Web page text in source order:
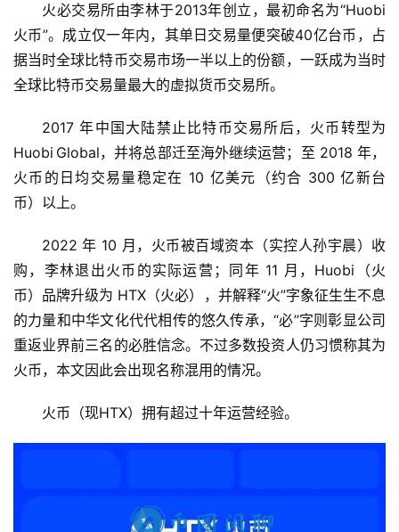
火必交易所由李林于2013年创立，最初命名为“Huobi
火币”。成立仅一年内，其单日交易量便突破40亿台币，占
据当时全球比特币交易市场一半以上的份额，一跃成为当时
全球比特币交易量最大的虚拟货币交易所。
2017 年中国大陆禁止比特币交易所后，火币转型为
Huobi Global，并将总部迁至海外继续运营；至 2018 年，
火币的日均交易量稳定在 10 亿美元（约合 300 亿新台
币）以上。
2022 年 10 月，火币被百域资本（实控人孙宇晨）收
购，李林退出火币的实际运营；同年 11 月，Huobi（火
币）品牌升级为 HTX（火必），并解释“火”字象征生生不息
的力量和中华文化代代相传的悠久传承，“必”字则彰显公司
重返业界前三名的必胜信念。不过多数投资人仍习惯称其为
火币，本文因此会出现名称混用的情况。
火币（现HTX）拥有超过十年运营经验。